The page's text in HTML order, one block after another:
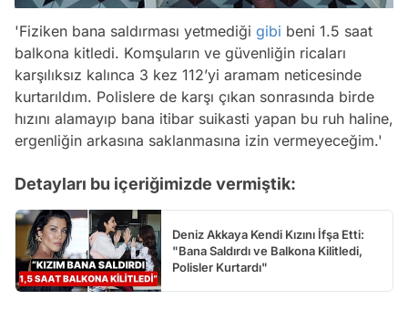
'Fiziken bana saldırması yetmediği gibi beni 1.5 saat
balkona kitledi. Komşuların ve güvenliğin ricaları
karşılıksız kalınca 3 kez 112’yi aramam neticesinde
kurtarıldım. Polislere de karşı çıkan sonrasında birde
hızını alamayıp bana itibar suikasti yapan bu ruh haline,
ergenliğin arkasına saklanmasına izin vermeyeceğim.'
Detayları bu içeriğimizde vermiştik:
Deniz Akkaya Kendi Kızını İfşa Etti:
"Bana Saldırdı ve Balkona Kilitledi,
Polisler Kurtardı"